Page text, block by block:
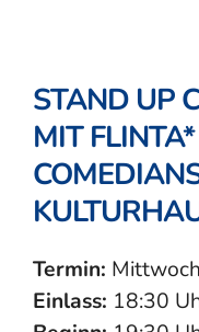
STAND UP
MIT
Termin:
Einlass: 18:30